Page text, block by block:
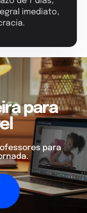
imediato,
para
para